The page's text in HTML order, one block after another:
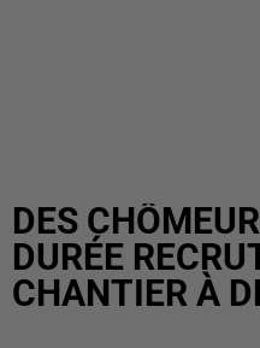
DES
DURÉE
CHANTIER À